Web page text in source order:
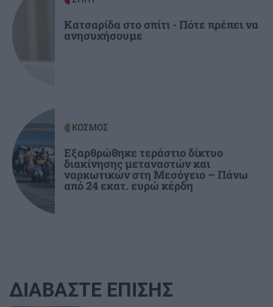
Η Ελένη Βουλγαράκη διαψεύδει τον χωρισμό
της με τον Φώτη Ιωαννίδη
Κατσαρίδα στο σπίτι - Πότε πρέπει να
ανησυχήσουμε
ΚΟΣΜΟΣ
Εξαρθρώθηκε τεράστιο δίκτυο
διακίνησης μεταναστών και
ναρκωτικών στη Μεσόγειο – Πάνω
από 24 εκατ. ευρώ κέρδη
ΔΙΑΒΑΣΤΕ ΕΠΙΣΗΣ